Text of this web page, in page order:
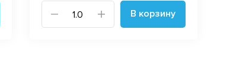
В корзину